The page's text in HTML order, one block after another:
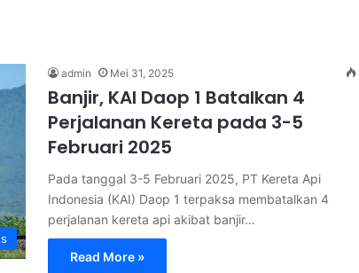
admin Mei 31, 2025
Banjir, KAI Daop 1 Batalkan 4
Perjalanan Kereta pada 3-5
Februari 2025
Pada tanggal 3-5 Februari 2025, PT Kereta Api
Indonesia (KAI) Daop 1 terpaksa membatalkan 4
perjalanan kereta api akibat banjir…
Read More »